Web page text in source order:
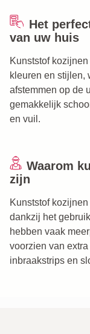
Het
van uw huis
Kunststof
kleuren en stijlen,
afstemmen op de
gemakkelijk
en vuil.
Waarom
zijn
Kunststof
dankzij het
hebben vaak
voorzien van
inbraakstrips en